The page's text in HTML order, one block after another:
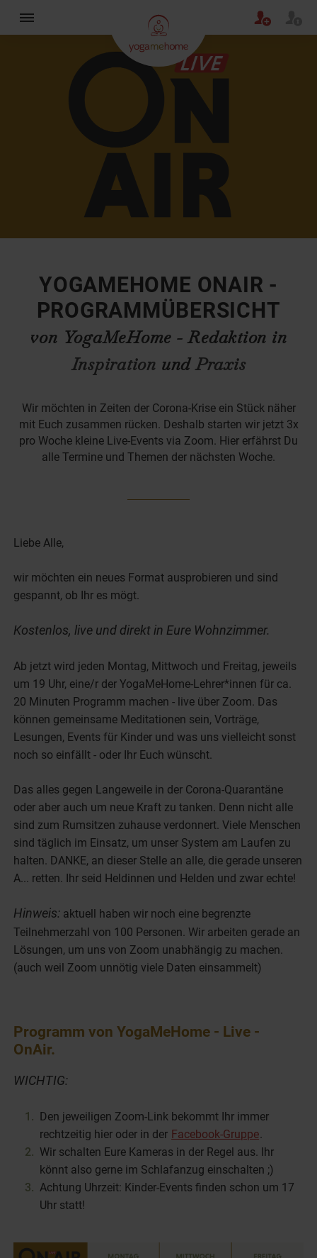
YOGAMEHOME ONAIR -
PROGRAMMÜBERSICHT
von YogaMeHome - Redaktion in
Inspiration undPraxis
Wir möchten in Zeiten der Corona-Krise ein Stück näher
mit Euch zusammen rücken. Deshalb starten wir jetzt 3x
pro Woche kleine Live-Events via Zoom. Hier erfährst Du
alle Termine und Themen der nächsten Woche.
Liebe Alle,
wir möchten ein neues Format ausprobieren und sind
gespannt, ob Ihr es mögt.
Kostenlos, live und direkt in Eure Wohnzimmer.
Ab jetzt wird jeden Montag, Mittwoch und Freitag, jeweils
um 19 Uhr, eine/r der YogaMeHome-Lehrer*innen für ca.
20 Minuten Programm machen - live über Zoom. Das
können gemeinsame Meditationen sein, Vorträge,
Lesungen, Events für Kinder und was uns vielleicht sonst
noch so einfällt - oder Ihr Euch wünscht.
Das alles gegen Langeweile in der Corona-Quarantäne
oder aber auch um neue Kraft zu tanken. Denn nicht alle
sind zum Rumsitzen zuhause verdonnert. Viele Menschen
sind täglich im Einsatz, um unser System am Laufen zu
halten. DANKE, an dieser Stelle an alle, die gerade unseren
A... retten. Ihr seid Heldinnen und Helden und zwar echte!
Hinweis: aktuell haben wir noch eine begrenzte
Teilnehmerzahl von 100 Personen. Wir arbeiten gerade an
Lösungen, um uns von Zoom unabhängig zu machen.
(auch weil Zoom unnötig viele Daten einsammelt)
Programm von YogaMeHome - Live -
OnAir.
WICHTIG:
Den jeweiligen Zoom-Link bekommt Ihr immer
rechtzeitig hier oder in der Facebook-Gruppe.
Wir schalten Eure Kameras in der Regel aus. Ihr
könnt also gerne im Schlafanzug einschalten ;)
Achtung Uhrzeit: Kinder-Events finden schon um 17
Uhr statt!
×